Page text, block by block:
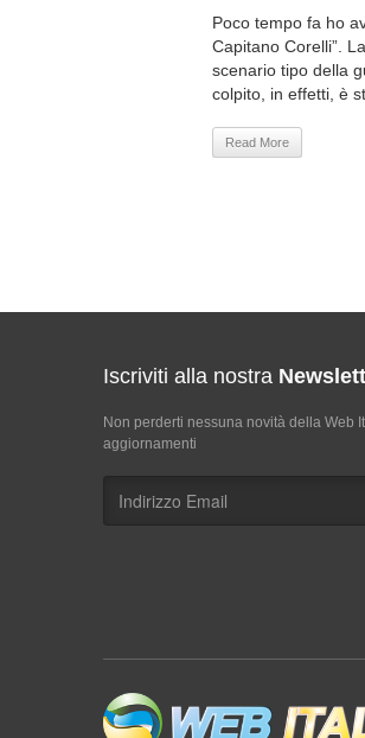
Poco tempo fa ho
Capitano Corelli”.
scenario tipo della
colpito, in effetti, è
Read More
Iscriviti alla nostra
Non perderti nessuna novità della Web
aggiornamenti